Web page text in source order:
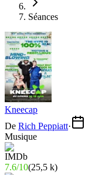
Séances
Kneecap
De Rich Peppiatt·
Musique
7.6/10(25,5 k)